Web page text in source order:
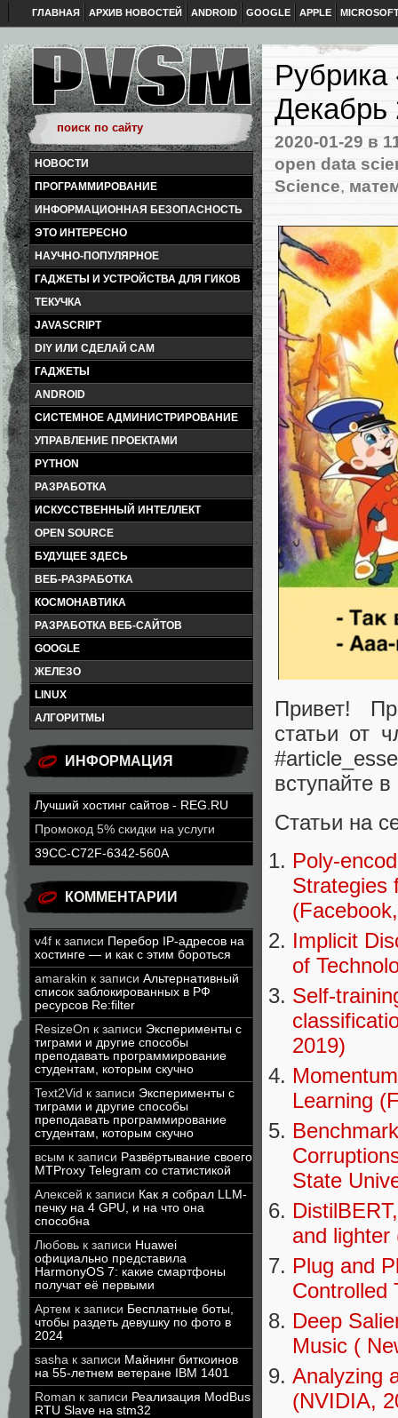
ГЛАВНАЯ АРХИВ НОВОСТЕЙ ANDROID GOOGLE APPLE
НОВОСТИ
ПРОГРАММИРОВАНИЕ
ИНФОРМАЦИОННАЯ БЕЗОПАСНОСТЬ
ЭТО ИНТЕРЕСНО
НАУЧНО-ПОПУЛЯРНОЕ
ГАДЖЕТЫ И УСТРОЙСТВА ДЛЯ ГИКОВ
ТЕКУЧКА
JAVASCRIPT
DIY ИЛИ СДЕЛАЙ САМ
ГАДЖЕТЫ
ANDROID
СИСТЕМНОЕ АДМИНИСТРИРОВАНИЕ
УПРАВЛЕНИЕ ПРОЕКТАМИ
PYTHON
РАЗРАБОТКА
ИСКУССТВЕННЫЙ ИНТЕЛЛЕКТ
OPEN SOURCE
БУДУЩЕЕ ЗДЕСЬ
ВЕБ-РАЗРАБОТКА
КОСМОНАВТИКА
РАЗРАБОТКА ВЕБ-САЙТОВ
GOOGLE
ЖЕЛЕЗО
LINUX
АЛГОРИТМЫ
ИНФОРМАЦИЯ
Лучший хостинг сайтов - REG.RU
Промокод 5% скидки на услуги
39CC-C72F-6342-560A
КОММЕНТАРИИ
v4f к записи Перебор IP-адресов на
хостинге — и как с этим бороться
amarakin к записи Альтернативный
список заблокированных в РФ
ресурсов Re:filter
ResizeOn к записи Эксперименты с
тиграми и другие способы
преподавать программирование
студентам, которым скучно
Text2Vid к записи Эксперименты с
тиграми и другие способы
преподавать программирование
студентам, которым скучно
всым к записи Развёртывание своего
MTProxy Telegram со статистикой
Алексей к записи Как я собрал LLM-
печку на 4 GPU, и на что она
способна
Любовь к записи Huawei
официально представила
HarmonyOS 7: какие смартфоны
получат её первыми
Артем к записи Бесплатные боты,
чтобы раздеть девушку по фото в
2024
sasha к записи Майнинг биткоинов
на 55-летнем ветеране IBM 1401
Roman к записи Реализация ModBus
RTU Slave на stm32
Декабрь
2020-01-29 в
open data
Science,
Привет!
статьи от
вступайте в
Статьи на
Poly-
Strategies
Implicit
of
Self-
2019)
Learning
State
and lighter
Plug and
Controlled
Deep
Music (
Analyzing
(NVIDIA,